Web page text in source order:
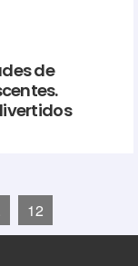
de
12